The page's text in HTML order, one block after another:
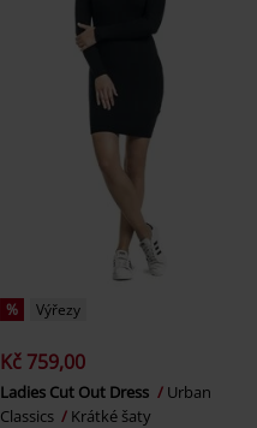
% Výřezy
Kč 759,00
Ladies Cut Out Dress
Urban
Classics
Krátké šaty